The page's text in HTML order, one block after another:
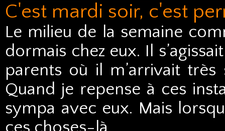
C'est mardi soir, c'est
Le milieu de la semaine
dormais chez eux. Il
parents où il m’arrivait très
Quand je repense à ces
sympa avec eux. Mais